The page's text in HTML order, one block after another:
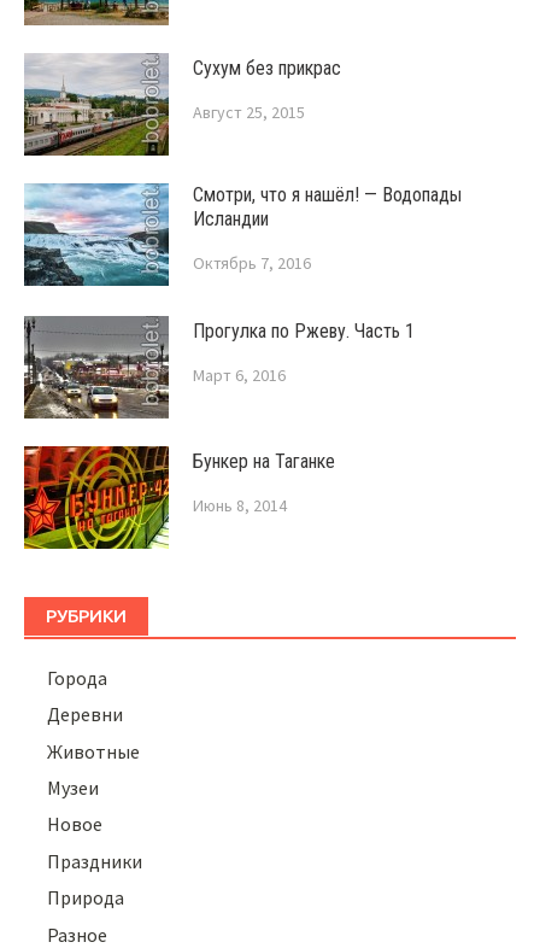
Сухум без прикрас
Август 25, 2015
Смотри, что я нашёл! — Водопады
Исландии
Октябрь 7, 2016
Прогулка по Ржеву. Часть 1
Март 6, 2016
Бункер на Таганке
Июнь 8, 2014
РУБРИКИ
Города
Деревни
Животные
Музеи
Новое
Праздники
Природа
Разное